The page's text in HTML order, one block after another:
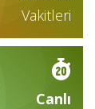
Vakitleri
Canlı